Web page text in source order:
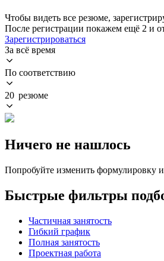
Чтобы видеть все резюме,
После регистрации покажем ещё 2 и
Зарегистрироваться
За всё время
По соответствию
20 резюме
Ничего не нашлось
Попробуйте изменить формулировку
Быстрые фильтры
Частичная занятость
Гибкий график
Полная занятость
Проектная работа